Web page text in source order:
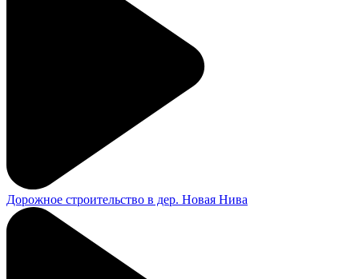
Дорожное строительство в дер. Новая Нива